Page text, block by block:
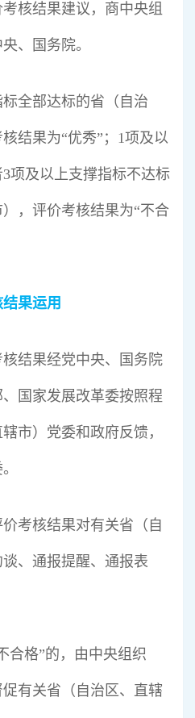
核结果建议，商中央组
、国务院。
全部达标的省（自治
结果为“优秀”；1项及以
项及以上支撑指标不达标
，评价考核结果为“不合
果运用
结果经党中央、国务院
国家发展改革委按照程
市）党委和政府反馈，
考核结果对有关省（自
、通报提醒、通报表
合格”的，由中央组织
有关省（自治区、直辖